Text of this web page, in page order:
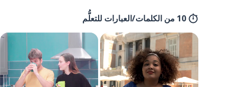
10 من الكلمات/العبارات للتعلُّم